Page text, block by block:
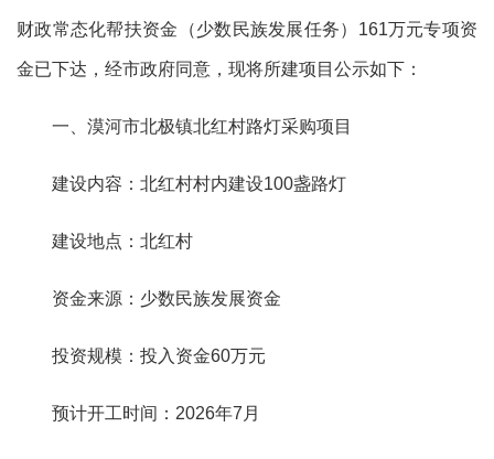
财政常态化帮扶资金（少数民族发展任务）161万元专项资
金已下达，经市政府同意，现将所建项目公示如下：
一、 漠河市北极镇北红村路灯采购项目
建设内容： 北红村村内建设100盏路灯
建设地点：北红村
资金来源：少数民族发展资金
投资规模：投入资金60万元
预计开工时间： 2026年7月